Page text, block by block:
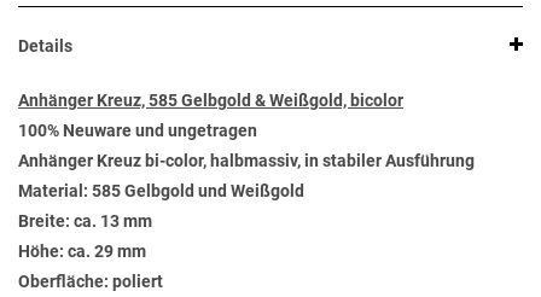
Details
Anhänger Kreuz, 585 Gelbgold & Weißgold, bicolor
100% Neuware und ungetragen
Anhänger Kreuz bi-color, halbmassiv, in stabiler Ausführung
Material: 585 Gelbgold und Weißgold
Breite: ca. 13 mm
Höhe: ca. 29 mm
Oberfläche: poliert